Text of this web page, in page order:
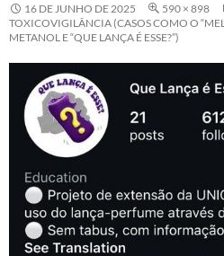
16 DE JUNHO DE 2025 590 × 898
TOXICOVIGILÂNCIA (CASOS COMO O
METANOL E “QUE LANÇA É ESSE?”)